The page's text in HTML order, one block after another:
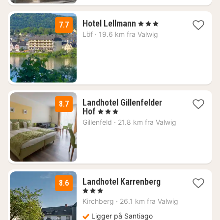
7.7 Hotel Lellmann 2
netter
, 3 Stjerner
Löf · 19.6 km fra Valwig
8.7
Landhotel Gillenfelder
Hof 1
natt
, 3 Stjerner
Gillenfeld · 21.8 km fra Valwig
8.6 Landhotel Karrenberg1
fra
1532
, 3 Stjerner
Kirchberg · 26.1 km fra Valwig
Ligger på Santiago